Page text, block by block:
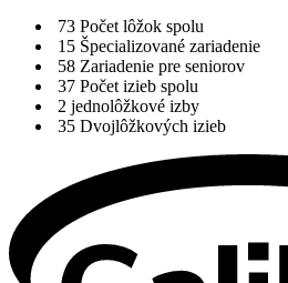
73 Počet lôžok spolu
15 Špecializované zariadenie
58 Zariadenie pre seniorov
37 Počet izieb spolu
2 jednolôžkové izby
35 Dvojlôžkových izieb